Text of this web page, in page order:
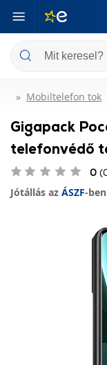
Mobiltelefon tok
Gigapack
telefonvédő
0
Jótállás az ÁSZF-